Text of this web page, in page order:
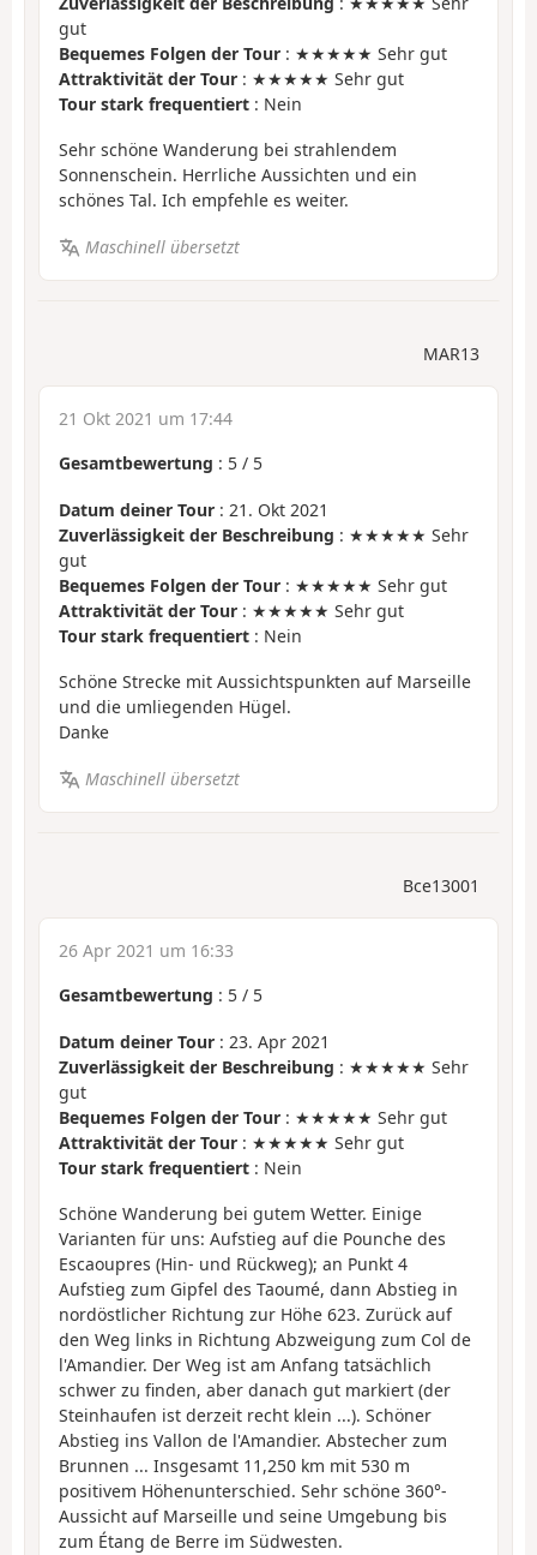
gut
Bequemes Folgen der Tour : ★★★★★ Sehr gut
Attraktivität der Tour : ★★★★★ Sehr gut
Tour stark frequentiert : Nein
Sehr schöne Wanderung bei strahlendem
Sonnenschein. Herrliche Aussichten und ein
schönes Tal. Ich empfehle es weiter.
Maschinell übersetzt
MAR13
21 Okt 2021 um 17:44
Gesamtbewertung : 5 / 5
Datum deiner Tour : 21. Okt 2021
Zuverlässigkeit der Beschreibung : ★★★★★ Sehr
gut
Bequemes Folgen der Tour : ★★★★★ Sehr gut
Attraktivität der Tour : ★★★★★ Sehr gut
Tour stark frequentiert : Nein
Schöne Strecke mit Aussichtspunkten auf Marseille
und die umliegenden Hügel.
Danke
Maschinell übersetzt
Bce13001
26 Apr 2021 um 16:33
Gesamtbewertung : 5 / 5
Datum deiner Tour : 23. Apr 2021
Zuverlässigkeit der Beschreibung : ★★★★★ Sehr
gut
Bequemes Folgen der Tour : ★★★★★ Sehr gut
Attraktivität der Tour : ★★★★★ Sehr gut
Tour stark frequentiert : Nein
Schöne Wanderung bei gutem Wetter. Einige
Varianten für uns: Aufstieg auf die Pounche des
Escaoupres (Hin- und Rückweg); an Punkt 4
Aufstieg zum Gipfel des Taoumé, dann Abstieg in
nordöstlicher Richtung zur Höhe 623. Zurück auf
den Weg links in Richtung Abzweigung zum Col de
l'Amandier. Der Weg ist am Anfang tatsächlich
schwer zu finden, aber danach gut markiert (der
Steinhaufen ist derzeit recht klein ...). Schöner
Abstieg ins Vallon de l'Amandier. Abstecher zum
Brunnen ... Insgesamt 11,250 km mit 530 m
positivem Höhenunterschied. Sehr schöne 360°-
Aussicht auf Marseille und seine Umgebung bis
zum Étang de Berre im Südwesten.